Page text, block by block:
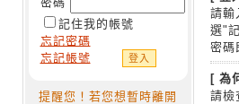
記住我的帳號
忘記密碼
忘記帳號
提醒您！若您想暫時離開
請輸
選"
密碼
[ 為
請檢